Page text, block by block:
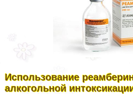
Использование
алкогольной